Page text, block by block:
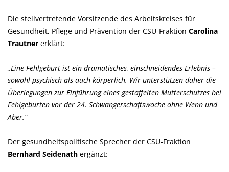
Die stellvertretende Vorsitzende des Arbeitskreises für
Gesundheit, Pflege und Prävention der CSU-Fraktion Carolina
Trautner erklärt:
Eine Fehlgeburt ist ein dramatisches, einschneidendes Erlebnis –
sowohl psychisch als auch körperlich. Wir unterstützen daher die
Überlegungen zur Einführung eines gestaffelten Mutterschutzes bei
Fehlgeburten vor der 24. Schwangerschaftswoche ohne Wenn und
Aber.“
Der gesundheitspolitische Sprecher der CSU-Fraktion
Bernhard Seidenath ergänzt: